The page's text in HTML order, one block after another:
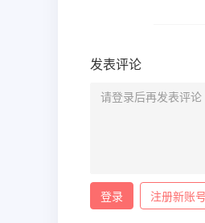
发表评论
登录 注册新账号